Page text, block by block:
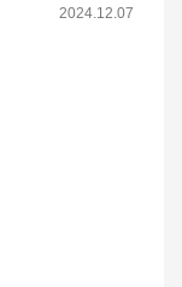
2024.12.07